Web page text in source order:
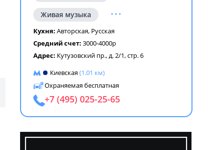
Живая музыка ...
Кухня: Авторская, Русская
Средний счет: 3000-4000р
Адрес: Кутузовский пр., д. 2/1, стр. 6
Киевская(1.01 км)
Охраняемая бесплатная
+7 (495) 025-25-65